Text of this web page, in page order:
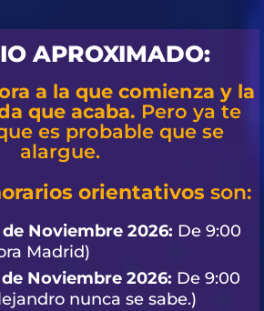
APROXIMADO:
a la que comienza y la
que acaba. Pero ya te
es probable que se
alargue.
orientativos son:
Noviembre 2026: De 9:00
Madrid)
Noviembre 2026: De 9:00
nunca se sabe.)